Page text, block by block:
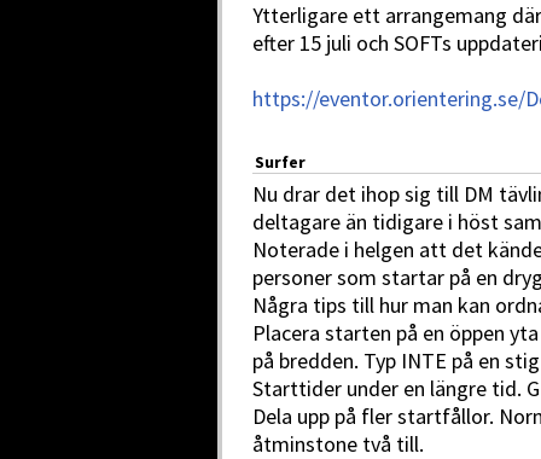
Ytterligare ett arrangemang
efter 15 juli och SOFTs
https://eventor.orientering.se/
Surfer
Nu drar det ihop sig till DM
deltagare än tidigare i höst
Noterade i helgen att det
personer som startar på en
Några tips till hur man kan
Placera starten på en öppen
på bredden. Typ INTE på en
Starttider under en längre tid.
Dela upp på fler startfållor.
åtminstone två till.